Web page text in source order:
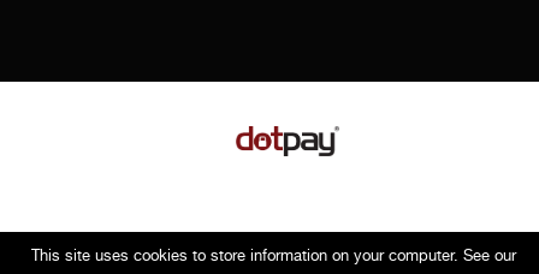
This site uses cookies to store information on your computer. See our